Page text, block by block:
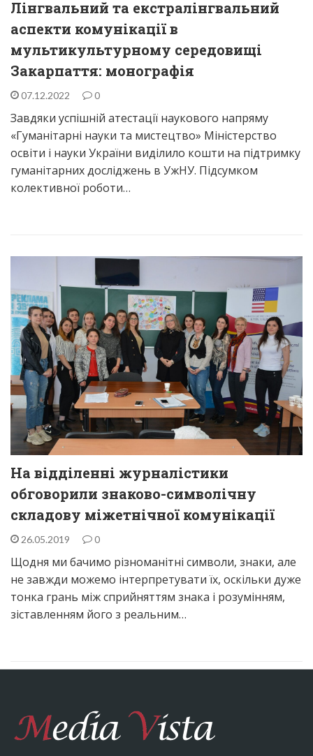
Лінгвальний та екстралінгвальний
аспекти комунікації в
мультикультурному середовищі
Закарпаття: монографія
07.12.2022 0
Завдяки успішній атестації наукового напряму
«Гуманітарні науки та мистецтво» Міністерство
освіти і науки України виділило кошти на підтримку
гуманітарних досліджень в УжНУ. Підсумком
колективної роботи…
На відділенні журналістики
обговорили знаково-символічну
складову міжетнічної комунікації
26.05.2019 0
Щодня ми бачимо різноманітні символи, знаки, але
не завжди можемо інтерпретувати їх, оскільки дуже
тонка грань між сприйняттям знака і розумінням,
зіставленням його з реальним…